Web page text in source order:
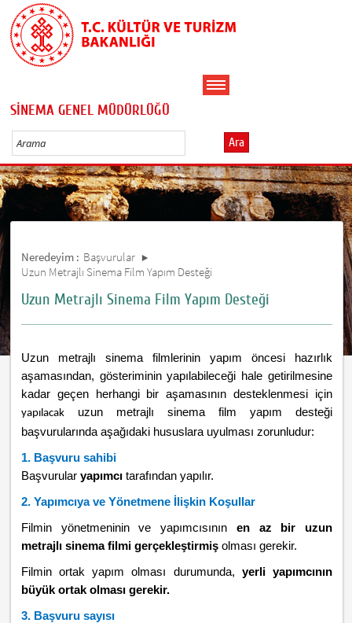
SİNEMA GENEL MÜDÜRLÜĞÜ
Ara
Neredeyim : Başvurular
Uzun Metrajlı Sinema Film Yapım Desteği
Uzun Metrajlı Sinema Film Yapım Desteği
Uzun metrajlı sinema filmlerinin yapım öncesi hazırlık
aşamasından, gösteriminin yapılabileceği hale getirilmesine
kadar geçen herhangi bir aşamasının desteklenmesi için
yapılacak uzun metrajlı sinema film yapım desteği
başvurularında aşağıdaki hususlara uyulması zorunludur:
1. Başvuru sahibi
Başvurularyapımcıtarafından yapılır.
2. Yapımcıya ve Yönetmene İlişkin Koşullar
Filmin yönetmeninin ve yapımcısının en az bir uzun
metrajlı sinema filmi gerçekleştirmiş olması gerekir.
Filmin ortak yapım olması durumunda, yerli yapımcının
büyük ortak olması gerekir.
3. Başvuru sayısı